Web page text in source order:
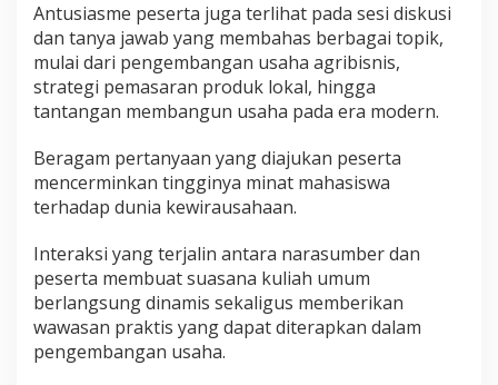
Antusiasme peserta juga terlihat pada sesi diskusi
dan tanya jawab yang membahas berbagai topik,
mulai dari pengembangan usaha agribisnis,
strategi pemasaran produk lokal, hingga
tantangan membangun usaha pada era modern.
Beragam pertanyaan yang diajukan peserta
mencerminkan tingginya minat mahasiswa
terhadap dunia kewirausahaan.
Interaksi yang terjalin antara narasumber dan
peserta membuat suasana kuliah umum
berlangsung dinamis sekaligus memberikan
wawasan praktis yang dapat diterapkan dalam
pengembangan usaha.